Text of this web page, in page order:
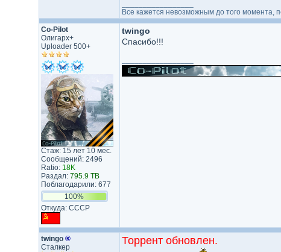
Все кажется невозможным до того момента,
Co-Pilot
Олигарх+
Uploader 500+
Стаж: 15 лет 10 мес.
Сообщений: 2496
Ratio: 18K
Раздал: 795.9 TB
Поблагодарили: 677
100%
Откуда: СССР
twingo
Спасибо!!!
twingo ®
Сталкер
Торрент обновлен.